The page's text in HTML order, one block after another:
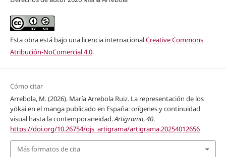
Esta obra está bajo una licencia internacionalCreative Commons
Atribución-NoComercial 4.0.
Cómo citar
Arrebola, M. (2026). María Arrebola Ruiz. La representación de los
yōkai en el manga publicado en España: orígenes y continuidad
visual hasta la contemporaneidad.Artigrama,40.
https://doi.org/10.26754/ojs_artigrama/artigrama.20254012656
Más formatos de cita